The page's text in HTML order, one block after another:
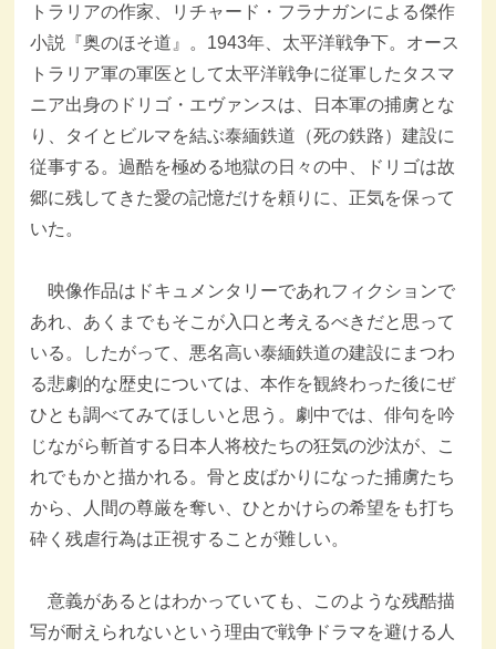
トラリアの作家、リチャード・フラナガンによる傑作
小説『奥のほそ道』。1943年、太平洋戦争下。オース
トラリア軍の軍医として太平洋戦争に従軍したタスマ
ニア出身のドリゴ・エヴァンスは、日本軍の捕虜とな
り、タイとビルマを結ぶ泰緬鉄道（死の鉄路）建設に
従事する。過酷を極める地獄の日々の中、ドリゴは故
郷に残してきた愛の記憶だけを頼りに、正気を保って
いた。
映像作品はドキュメンタリーであれフィクションで
あれ、あくまでもそこが入口と考えるべきだと思って
いる。したがって、悪名高い泰緬鉄道の建設にまつわ
る悲劇的な歴史については、本作を観終わった後にぜ
ひとも調べてみてほしいと思う。劇中では、俳句を吟
じながら斬首する日本人将校たちの狂気の沙汰が、こ
れでもかと描かれる。骨と皮ばかりになった捕虜たち
から、人間の尊厳を奪い、ひとかけらの希望をも打ち
砕く残虐行為は正視することが難しい。
意義があるとはわかっていても、このような残酷描
写が耐えられないという理由で戦争ドラマを避ける人